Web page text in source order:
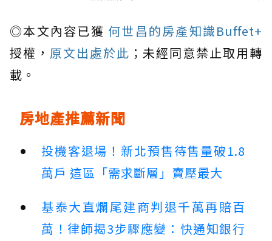
◎本文內容已獲 何世昌的房產知識Buffet+
授權， 原文出處於此 ；未經同意禁止取用轉
載。
房地產推薦新聞
投機客退場！新北預售待售量破1.8
萬戶 這區「需求斷層」賣壓最大
基泰大直爛尾建商判退千萬再賠百
萬！律師揭3步驟應變：快通知銀行